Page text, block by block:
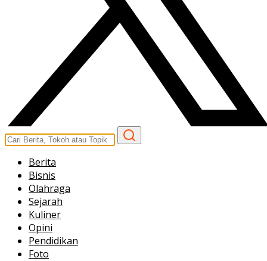
Berita
Bisnis
Olahraga
Sejarah
Kuliner
Opini
Pendidikan
Foto